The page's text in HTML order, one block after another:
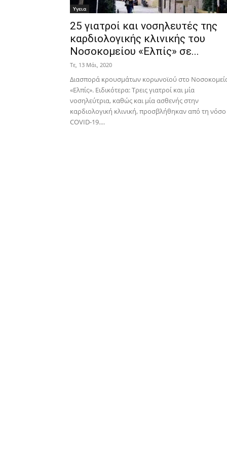
Υγεια
25 γιατροί και νοσηλευτές της
καρδιολογικής κλινικής του
Νοσοκομείου «Ελπίς» σε...
Τε, 13 Μάι, 2020
Διασπορά κρουσμάτων κορωνοϊού στο
«Ελπίς». Ειδικότερα: Τρεις γιατροί και μία
νοσηλεύτρια, καθώς και μία ασθενής στην
καρδιολογική κλινική, προσβλήθηκαν από τη νόσο
COVID-19....